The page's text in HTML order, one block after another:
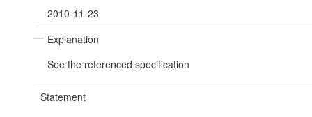
2010-11-23
Explanation
See the referenced specification
Statement